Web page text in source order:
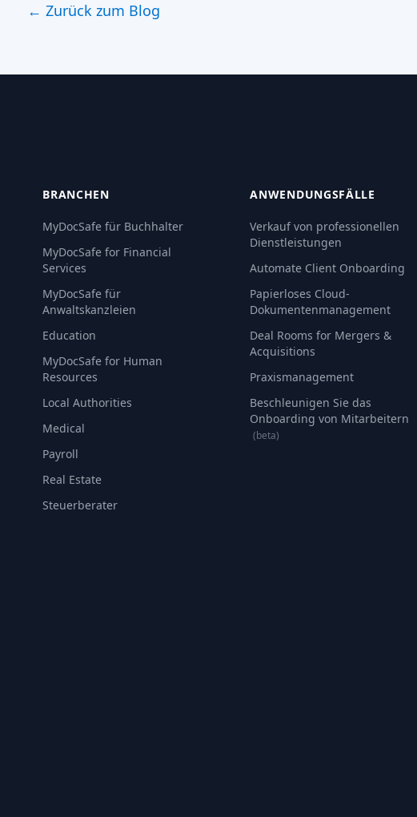
← Zurück zum Blog
BRANCHEN
MyDocSafe für Buchhalter
MyDocSafe for Financial
Services
MyDocSafe für
Anwaltskanzleien
Education
MyDocSafe for Human
Resources
Local Authorities
Medical
Payroll
Real Estate
Steuerberater
ANWENDUNGSFÄLLE
Verkauf von professionellen
Dienstleistungen
Automate Client Onboarding
Papierloses Cloud-
Dokumentenmanagement
Deal Rooms for Mergers &
Acquisitions
Praxismanagement
Beschleunigen Sie das
Onboarding von Mitarbeitern
(beta)